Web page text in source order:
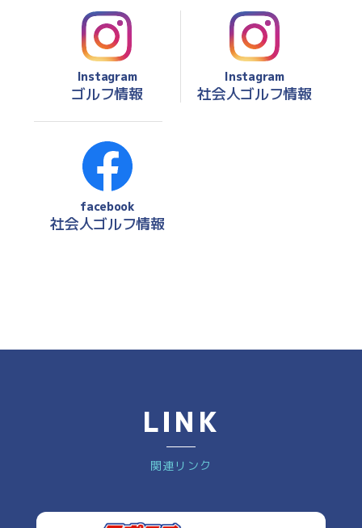
Instagram
ゴルフ情報
Instagram
社会人ゴルフ情報
facebook
社会人ゴルフ情報
LINK
関連リンク